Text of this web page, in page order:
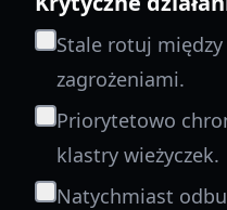
Stale rotuj
zagrożeniami.
Priorytetowo
klastry wieżyczek.
Natychmiast